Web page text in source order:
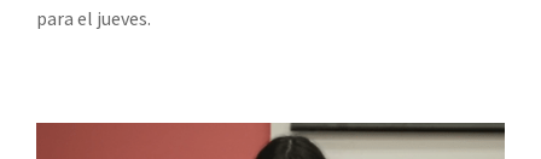
para el jueves.